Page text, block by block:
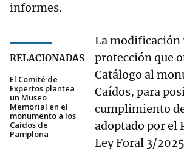
informes.
RELACIONADAS
El Comité de
Expertos plantea
un Museo
Memorial en el
monumento a los
Caídos de
Pamplona
La modificación
protección que
Catálogo al
Caídos, para
cumplimiento
adoptado por el
Ley Foral 3/